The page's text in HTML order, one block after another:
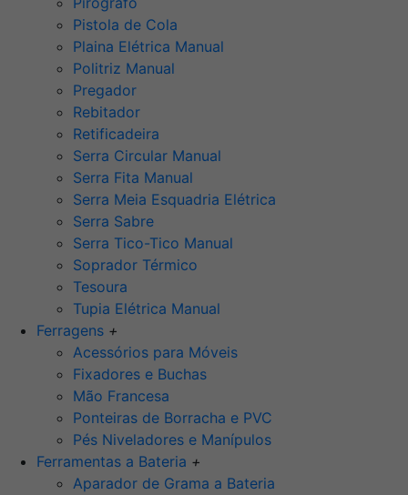
Pistola de Cola
Plaina Elétrica Manual
Politriz Manual
Pregador
Rebitador
Retificadeira
Serra Circular Manual
Serra Fita Manual
Serra Meia Esquadria Elétrica
Serra Sabre
Serra Tico-Tico Manual
Soprador Térmico
Tesoura
Tupia Elétrica Manual
Ferragens +
Acessórios para Móveis
Fixadores e Buchas
Mão Francesa
Ponteiras de Borracha e PVC
Pés Niveladores e Manípulos
Ferramentas a Bateria +
Aparador de Grama a Bateria